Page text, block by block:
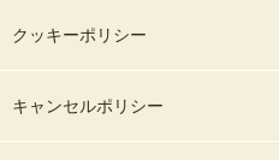
クッキーポリシー
キャンセルポリシー